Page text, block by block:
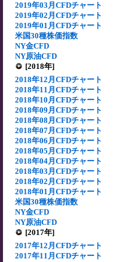
2019年03月CFDチャート
2019年02月CFDチャート
2019年01月CFDチャート
米国30種株価指数
NY金CFD
NY原油CFD
[2018年]
2018年12月CFDチャート
2018年11月CFDチャート
2018年10月CFDチャート
2018年09月CFDチャート
2018年08月CFDチャート
2018年07月CFDチャート
2018年06月CFDチャート
2018年05月CFDチャート
2018年04月CFDチャート
2018年03月CFDチャート
2018年02月CFDチャート
2018年01月CFDチャート
米国30種株価指数
NY金CFD
NY原油CFD
[2017年]
2017年12月CFDチャート
2017年11月CFDチャート